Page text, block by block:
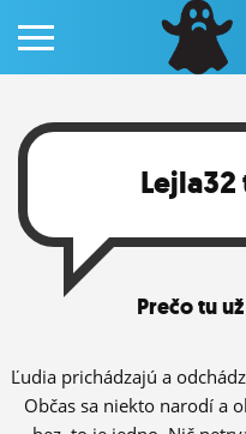
PRIHLÁS SA
ČINŽIAK
FÓRUM
STATUSY
Lejla32
Prečo tu
Ľudia prichádzajú a
Občas sa niekto narodí a